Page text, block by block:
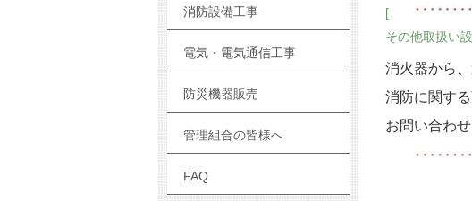
[
その他取扱い
消火器から
消防に関す
お問い合わ
消防設備工事
電気・電気通信工事
防災機器販売
管理組合の皆様へ
FAQ